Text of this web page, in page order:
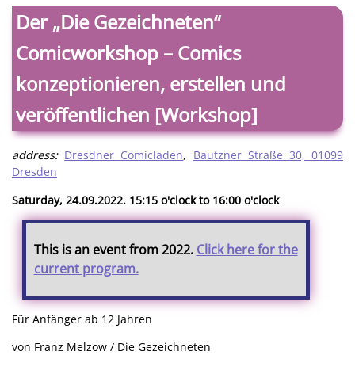
Der „Die Gezeichneten“
Comicworkshop – Comics
konzeptionieren, erstellen und
veröffentlichen [Workshop]
address: Dresdner Comicladen, Bautzner Straße 30, 01099
Dresden
Saturday, 24.09.2022. 15:15 o'clock to 16:00 o'clock
This is an event from 2022. Click here for the
current program.
Für Anfänger ab 12 Jahren
von Franz Melzow / Die Gezeichneten